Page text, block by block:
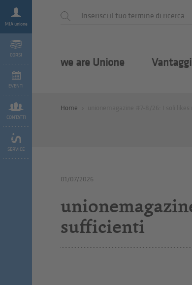
MIA unione
CORSI
EVENTI
CONTATTI
SERVICE
we are Unione Vantaggi
Home
01/07/2026
sufficienti